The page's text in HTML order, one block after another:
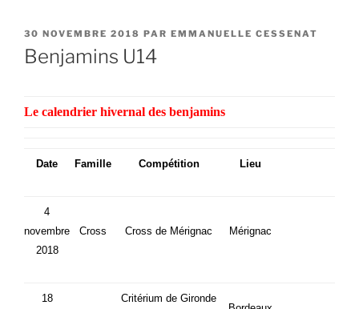
PUBLIÉ
LE
30 NOVEMBRE 2018 PAR EMMANUELLE CESSENAT
Benjamins U14
Le calendrier hivernal des benjamins
Date Famille Compétition Lieu
4
novembre
2018
Cross Cross de Mérignac Mérignac
18
Critérium de Gironde